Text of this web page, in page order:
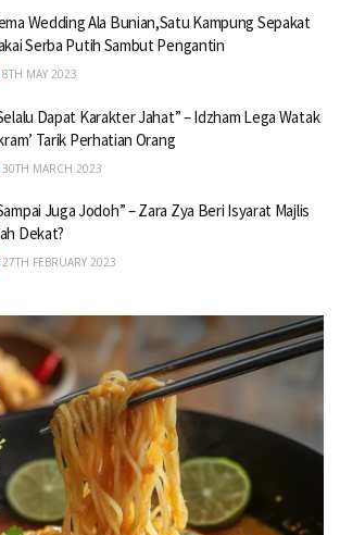
Wedding Ala Bunian,Satu Kampung Sepakat
Serba Putih Sambut Pengantin
8TH MAY 2023
Dapat Karakter Jahat” – Idzham Lega Watak
Tarik Perhatian Orang
30TH MARCH 2023
Juga Jodoh” – Zara Zya Beri Isyarat Majlis
Dekat?
27TH FEBRUARY 2023